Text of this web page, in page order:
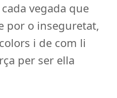
vegada que
por o inseguretat,
i de com li
per ser ella